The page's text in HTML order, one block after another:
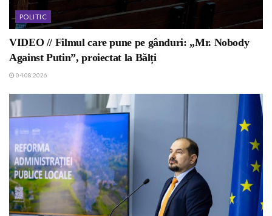
POLITIC
VIDEO // Filmul care pune pe gânduri: „Mr. Nobody
Against Putin”, proiectat la Bălți
04.08.2026